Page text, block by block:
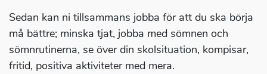
Sedan kan ni tillsammans jobba för att du ska börja
må bättre; minska tjat, jobba med sömnen och
sömnrutinerna, se över din skolsituation, kompisar,
fritid, positiva aktiviteter med mera.